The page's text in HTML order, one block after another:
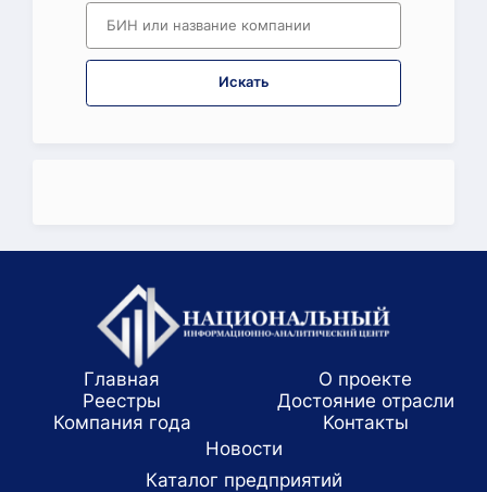
Искать
Главная
О проекте
Реестры
Достояние отрасли
Компания года
Koнтaкты
Новости
Каталог предприятий